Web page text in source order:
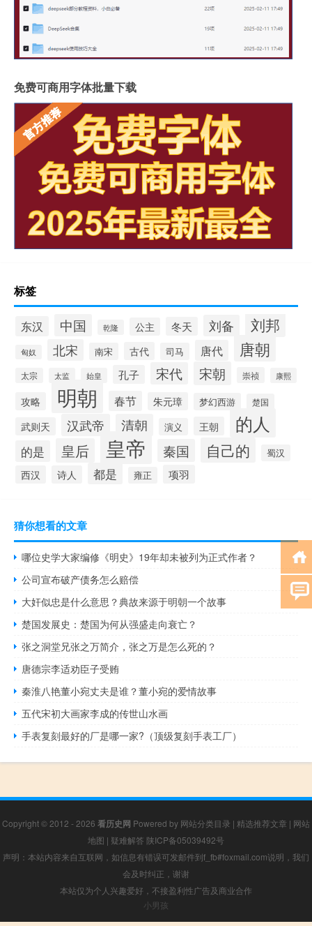
免费可商用字体批量下载
标签
东汉 中国 乾隆 公主 冬天 刘备 刘邦
匈奴 北宋 南宋 古代 司马 唐代 唐朝
太宗 太监 始皇 孔子 宋代 宋朝 崇祯 康熙
攻略 明朝 春节 朱元璋 梦幻西游 楚国
武则天 汉武帝 清朝 演义 王朝 的人
的是 皇后 皇帝 秦国 自己的 蜀汉
西汉 诗人 都是 雍正 项羽
猜你想看的文章
哪位史学大家编修《明史》19年却未被列为正式作者？
公司宣布破产债务怎么赔偿
大奸似忠是什么意思？典故来源于明朝一个故事
楚国发展史：楚国为何从强盛走向衰亡？
张之洞堂兄张之万简介，张之万是怎么死的？
唐德宗李适劝臣子受贿
秦淮八艳董小宛丈夫是谁？董小宛的爱情故事
五代宋初大画家李成的传世山水画
手表复刻最好的厂是哪一家?（顶级复刻手表工厂）
Copyright © 2012 - 2026 看历史网 Powered by 网站分类目录 | 精选推荐文章 | 网站
地图 | 疑难解答 陕ICP备05039492号
声明：本站内容来自互联网，如信息有错误可发邮件到f_fb#foxmail.com说明，我们
会及时纠正，谢谢
本站仅为个人兴趣爱好，不接盈利性广告及商业合作
小男孩